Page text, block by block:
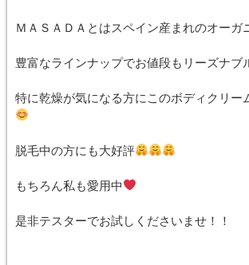
ＭＡＳＡＤＡとはスペイン産まれのオーガ
豊富なラインナップでお値段もリーズナブ
特に乾燥が気になる方にこのボディクリー
脱毛中の方にも大好評
もちろん私も愛用中
是非テスターでお試しくださいませ！！